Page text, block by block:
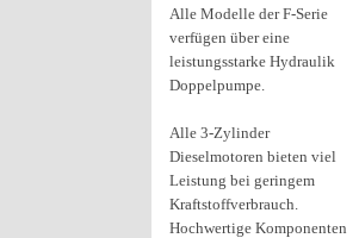
Alle Modelle der F-Serie
verfügen über eine
leistungsstarke Hydraulik
Doppelpumpe.
Alle 3-Zylinder
Dieselmotoren bieten viel
Leistung bei geringem
Kraftstoffverbrauch.
Hochwertige Komponenten